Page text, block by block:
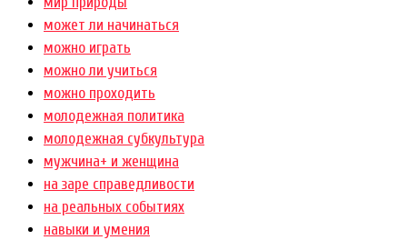
может ли начинаться
можно играть
можно ли учиться
можно проходить
молодежная политика
молодежная субкультура
мужчина+ и женщина
на заре справедливости
на реальных событиях
навыки и умения